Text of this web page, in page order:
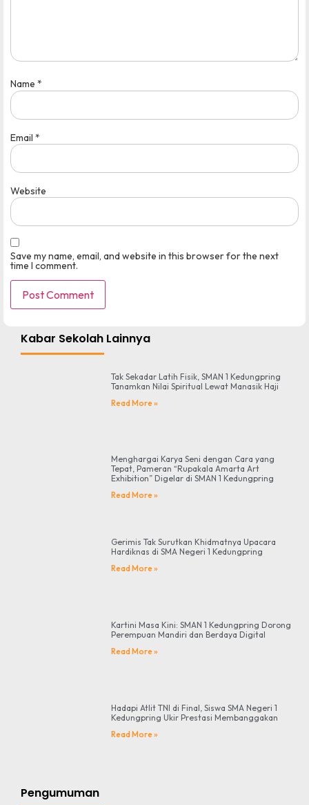
Name *
Email *
Website
Save my name, email, and website in this browser for the next
time I comment.
Kabar Sekolah Lainnya
Tak Sekadar Latih Fisik, SMAN 1 Kedungpring
Tanamkan Nilai Spiritual Lewat Manasik Haji
Read More »
Menghargai Karya Seni dengan Cara yang
Tepat, Pameran “Rupakala Amarta Art
Exhibition” Digelar di SMAN 1 Kedungpring
Read More »
Gerimis Tak Surutkan Khidmatnya Upacara
Hardiknas di SMA Negeri 1 Kedungpring
Read More »
Kartini Masa Kini: SMAN 1 Kedungpring Dorong
Perempuan Mandiri dan Berdaya Digital
Read More »
Hadapi Atlit TNI di Final, Siswa SMA Negeri 1
Kedungpring Ukir Prestasi Membanggakan
Read More »
Pengumuman